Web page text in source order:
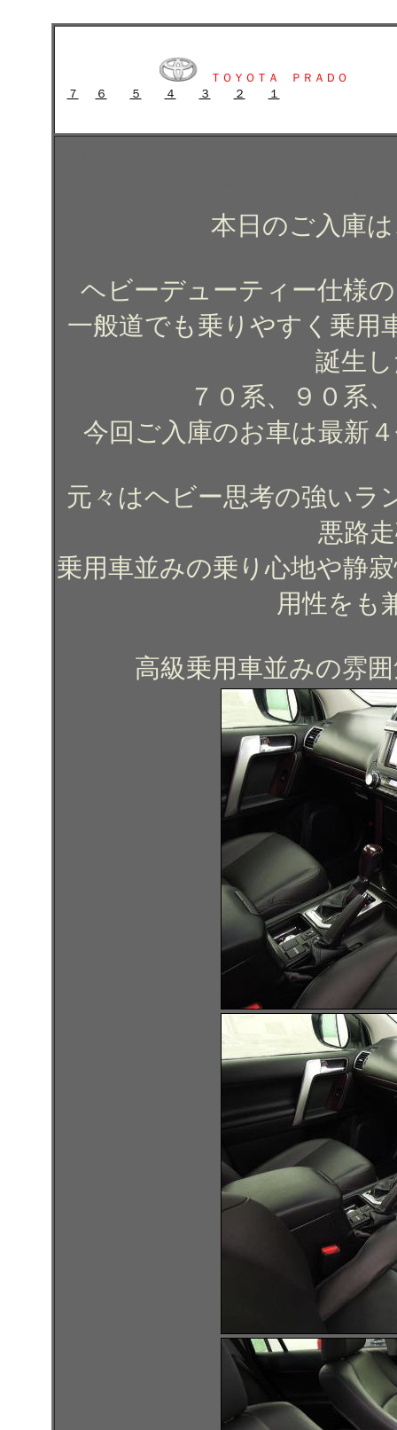
ＴＯＹＯＴＡ ＰＲＡＤＯ
７
６ ５ ４ ３ ２ １
本日のご入庫
ヘビーデューティー仕様
一般道でも乗りやすく乗用
誕生
７０系、９０系
今回ご入庫のお車は最新
元々はヘビー思考の強いラ
悪路
乗用車並みの乗り心地や静
用性をも
高級乗用車並みの雰